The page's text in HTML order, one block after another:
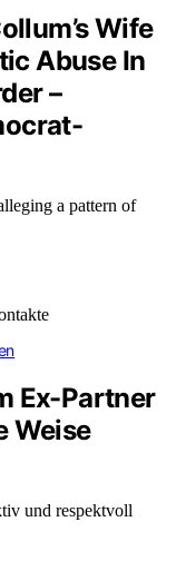
Wife
Abuse In
–
a pattern of
Ex-Partner
Weise
und respektvoll